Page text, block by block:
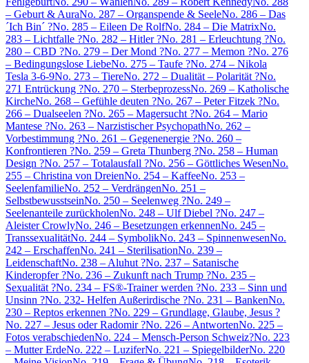
– Geburt & AuraNo. 287 – Organspende & SeeleNo. 286 – Das
´Ich Bin´ ?No. 285 – Eileen De RolfNo. 284 – Die MatrixNo.
283 – Lichtfalle ?No. 282 – Hitler ?No. 281 – Erleuchtung ?No.
280 – CBD ?No. 279 – Der Mond ?No. 277 – Memon ?No. 276
– Bedingungslose LiebeNo. 275 – Taufe ?No. 274 – Nikola
Tesla 3-6-9No. 273 – TiereNo. 272 – Dualität – Polarität ?No.
271 Entrückung ?No. 270 – SterbeprozessNo. 269 – Katholische
KircheNo. 268 – Gefühle deuten ?No. 267 – Peter Fitzek ?No.
266 – Dualseelen ?No. 265 – Magersucht ?No. 264 – Mario
Mantese ?No. 263 – Narzistischer PsychopathNo. 262 –
Vorbestimmung ?No. 261 – Gegenenergie ?No. 260 –
Konfrontieren ?No. 259 – Greta Thunberg ?No. 258 – Human
Design ?No. 257 – Totalausfall ?No. 256 – Göttliches WesenNo.
255 – Christina von DreienNo. 254 – KaffeeNo. 253 –
SeelenfamilieNo. 252 – VerdrängenNo. 251 –
SelbstbewusstseinNo. 250 – Seelenweg ?No. 249 –
Seelenanteile zurückholenNo. 248 – Ulf Diebel ?No. 247 –
Aleister CrowlyNo. 246 – Besetzungen erkennenNo. 245 –
TranssexualitätNo. 244 – SymbolikNo. 243 – SpinnenwesenNo.
242 – ErschaffenNo. 241 – SterilisationNo. 239 –
LeidenschaftNo. 238 – Aluhut ?No. 237 – Satanische
Kinderopfer ?No. 236 – Zukunft nach Trump ?No. 235 –
Sexualität ?No. 234 – FS®-Trainer werden ?No. 233 – Sinn und
Unsinn ?No. 232- Helfen Außerirdische ?No. 231 – BankenNo.
230 – Reptos erkennen ?No. 229 – Grundlage, Glaube, Jesus ?
No. 227 – Jesus oder Radomir ?No. 226 – AntwortenNo. 225 –
Fotos verabschiedenNo. 224 – Mensch-Person Schweiz?No. 223
– Mutter ErdeNo. 222 – LuziferNo. 221 – SpiegelbilderNo. 220